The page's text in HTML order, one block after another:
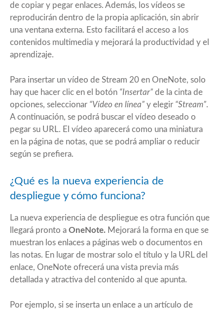
de copiar y pegar enlaces. Además, los vídeos se
reproducirán dentro de la propia aplicación, sin abrir
una ventana externa. Esto facilitará el acceso a los
contenidos multimedia y mejorará la productividad y el
aprendizaje.
Para insertar un vídeo de Stream 20 en OneNote, solo
hay que hacer clic en el botón “Insertar” de la cinta de
opciones, seleccionar “Vídeo en línea” y elegir “Stream”.
A continuación, se podrá buscar el vídeo deseado o
pegar su URL. El vídeo aparecerá como una miniatura
en la página de notas, que se podrá ampliar o reducir
según se prefiera.
¿Qué es la nueva experiencia de
despliegue y cómo funciona?
La nueva experiencia de despliegue es otra función que
llegará pronto a OneNote. Mejorará la forma en que se
muestran los enlaces a páginas web o documentos en
las notas. En lugar de mostrar solo el título y la URL del
enlace, OneNote ofrecerá una vista previa más
detallada y atractiva del contenido al que apunta.
Por ejemplo, si se inserta un enlace a un artículo de